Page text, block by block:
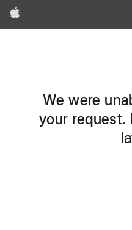
Apple
We were
your request.